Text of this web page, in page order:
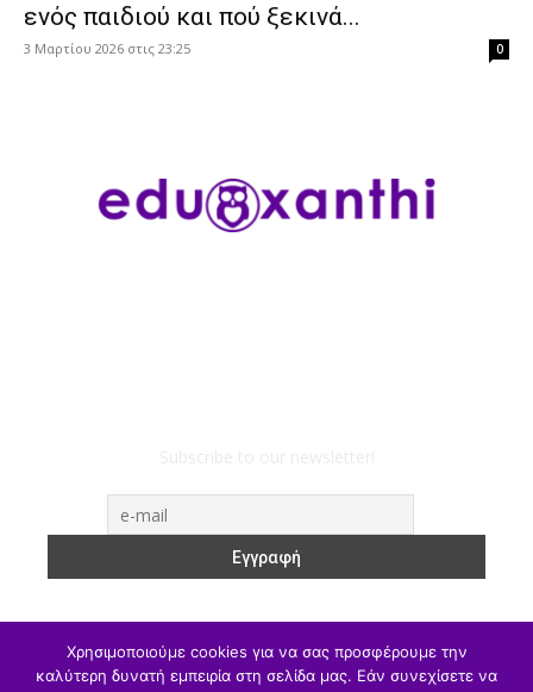
ενός παιδιού και πού ξεκινά...
3 Μαρτίου 2026 στις 23:25 0
Χρησιμοποιούμε cookies για να σας προσφέρουμε την
καλύτερη δυνατή εμπειρία στη σελίδα μας. Εάν συνεχίσετε να